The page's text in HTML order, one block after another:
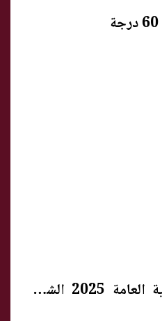
إجمالي درجات الثانوية العامة 2025 الشعبة